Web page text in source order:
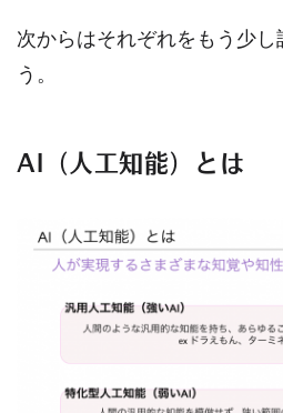
次からはそれぞれをもう少し
う。
AI（人工知能）とは